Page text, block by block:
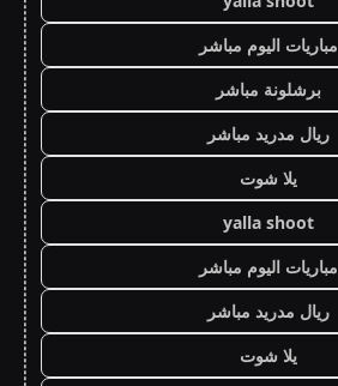
مباريات اليوم مباشر
برشلونة مباشر
ريال مدريد مباشر
يلا شوت
yalla shoot
مباريات اليوم مباشر
ريال مدريد مباشر
يلا شوت